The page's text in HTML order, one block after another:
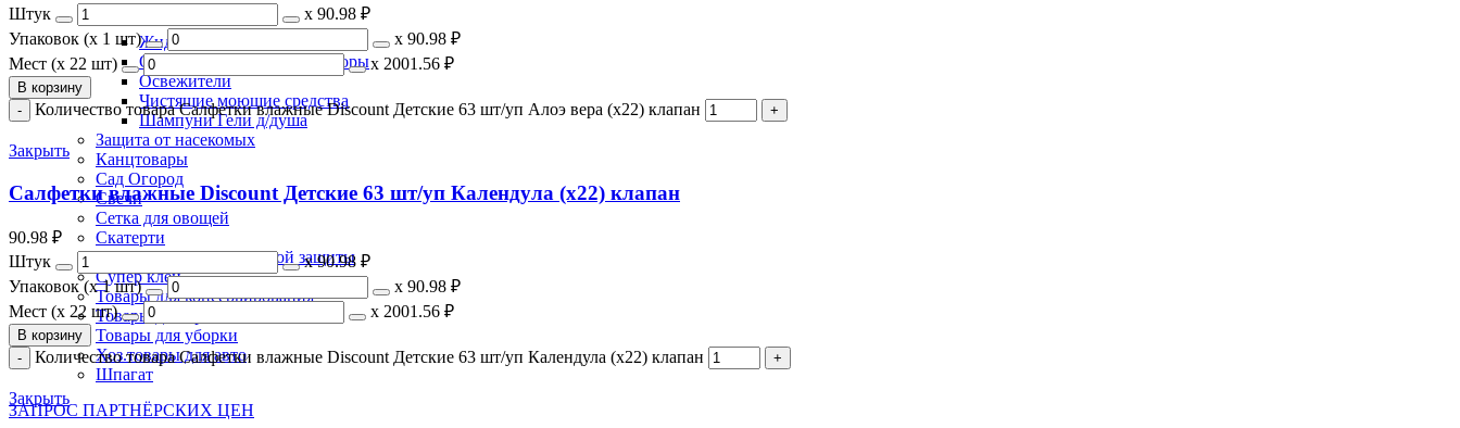
Жидкое мыло
Отбеливатели и дезинфекторы
Освежители
Чистящие моющие средства
Шампуни Гели д/душа
Защита от насекомых
Канцтовары
Сад Огород
Свечи
Сетка для овощей
Скатерти
Средства индивидуальной защиты
Супер клей
Товары для консервирования
Товары для приготовления
Товары для уборки
Хоз.товары для авто
Шпагат
ЗАПРОС ПАРТНЁРСКИХ ЦЕН
Штук
х 90.98 ₽
Упаковок (x 1 шт)
х 90.98 ₽
Мест (x 22 шт)
х 2001.56 ₽
В корзину
Количество товара Салфетки влажные Discount Детские 63 шт/уп Алоэ вера (х22) клапан
Закрыть
Салфетки влажные Discount Детские 63 шт/уп Календула (х22) клапан
90.98 ₽
Штук
х 90.98 ₽
Упаковок (x 1 шт)
х 90.98 ₽
Мест (x 22 шт)
х 2001.56 ₽
В корзину
Количество товара Салфетки влажные Discount Детские 63 шт/уп Календула (х22) клапан
Закрыть